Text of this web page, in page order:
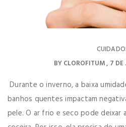
BYCLOROFITUM 7 DE
Durante o inverno, a baixa
banhos quentes impactam
pele. O ar frio e seco pode deixar